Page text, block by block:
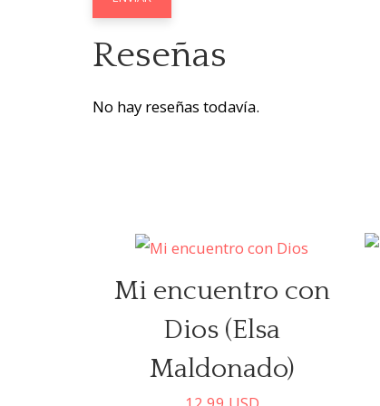
Reseñas
No hay reseñas todavía.
Mi encuentro con
Dios (Elsa
Maldonado)